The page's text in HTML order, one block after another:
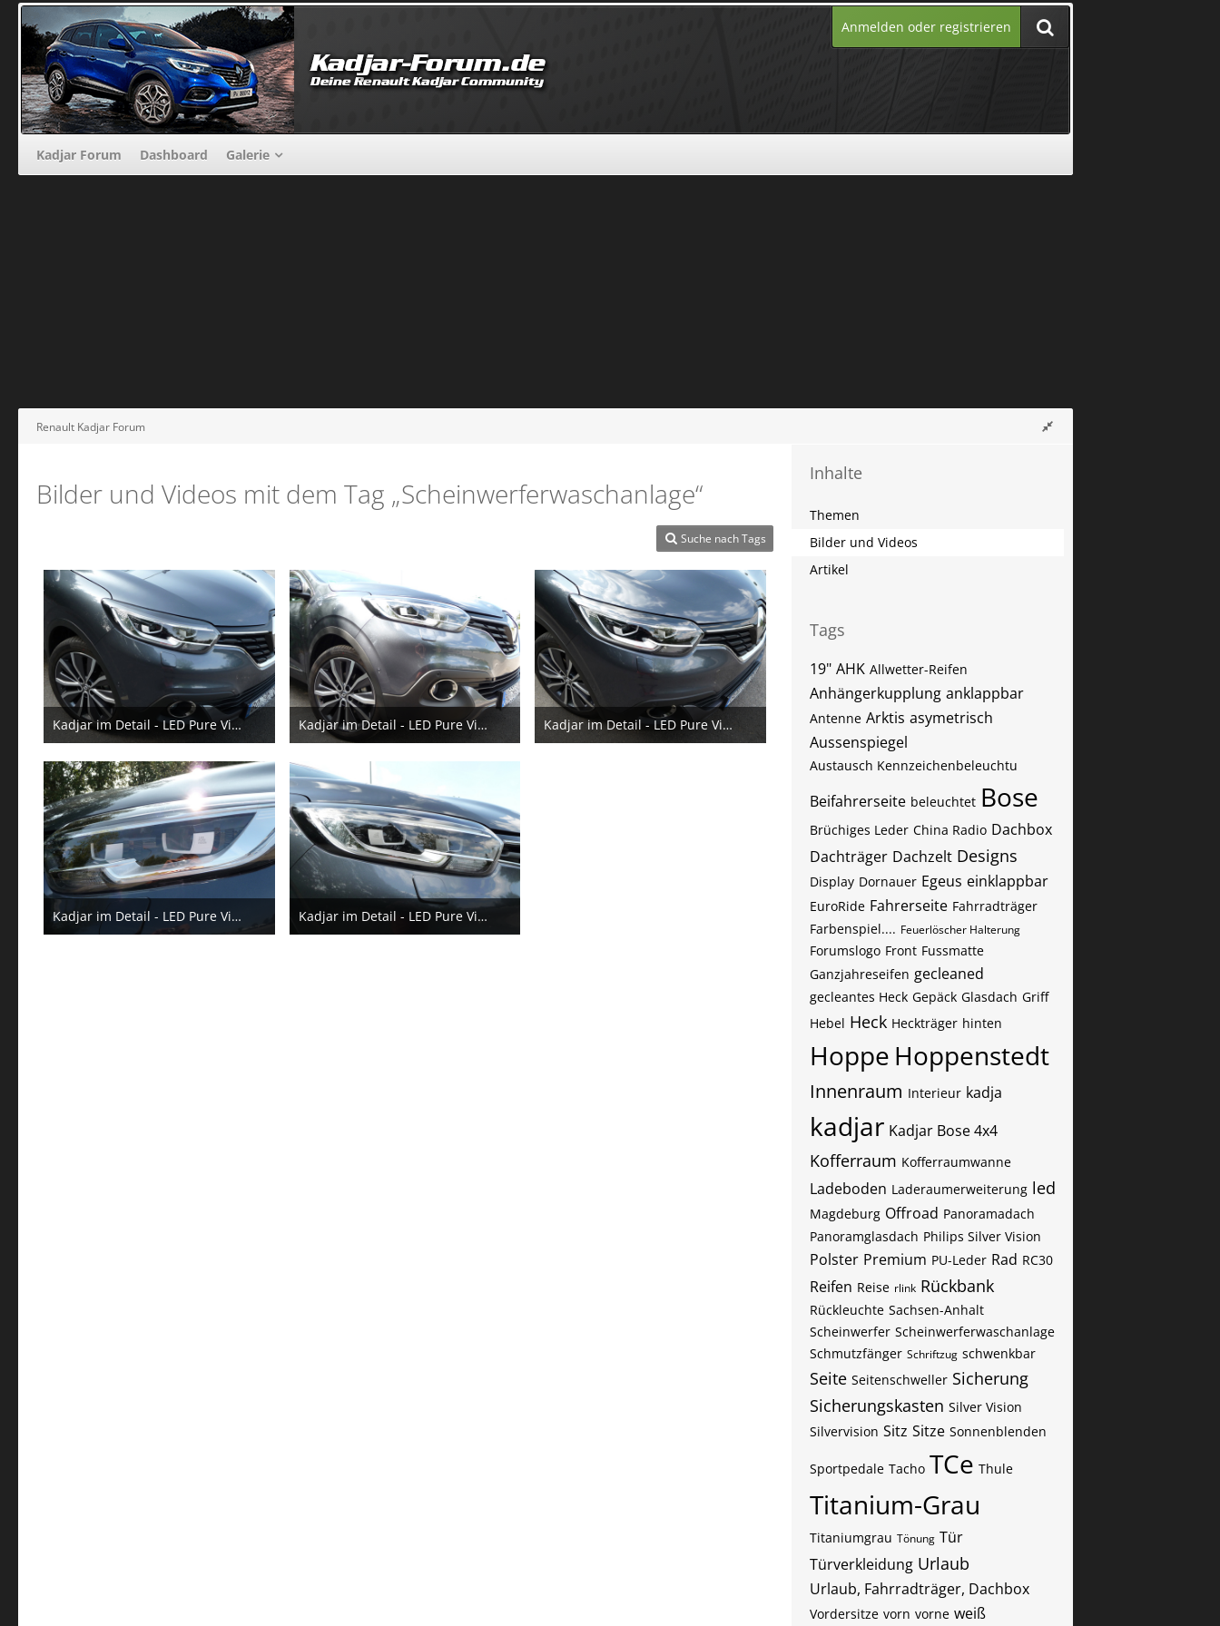
Anmelden oder registrieren
Kadjar Forum Dashboard Galerie
Renault Kadjar Forum
Bilder und Videos mit dem Tag „Scheinwerferwaschanlage“
Suche nach Tags
Kadjar im Detail - LED Pure Vision / Scheinwerferwaschanlage
10. November 2016
1
Kadjar im Detail - LED Pure Vision / Scheinwerferwaschanlage
10. November 2016
Kadjar im Detail - LED Pure Vision / Scheinwerferwaschanlage
10. November 2016
Kadjar im Detail - LED Pure Vision / Scheinwerferwaschanlage
10. November 2016
Kadjar im Detail - LED Pure Vision / Scheinwerferwaschanlage
10. November 2016
Inhalte
Themen
Bilder und Videos
Artikel
Tags
19" AHK Allwetter-Reifen
Anhängerkupplung anklappbar
Antenne Arktis asymetrisch
Aussenspiegel
Austausch Kennzeichenbeleuchtu
Beifahrerseite beleuchtet Bose
Brüchiges Leder China Radio Dachbox
Dachträger Dachzelt Designs
Display Dornauer Egeus einklappbar
EuroRide Fahrerseite Fahrradträger
Farbenspiel.... Feuerlöscher Halterung
Forumslogo Front Fussmatte
Ganzjahreseifen gecleaned
gecleantes Heck Gepäck Glasdach Griff
Hebel Heck Heckträger hinten
Hoppe Hoppenstedt
Innenraum Interieur kadja
kadjar Kadjar Bose 4x4
Kofferraum Kofferraumwanne
Ladeboden Laderaumerweiterung led
Magdeburg Offroad Panoramadach
Panoramglasdach Philips Silver Vision
Polster Premium PU-Leder Rad RC30
Reifen Reise rlink Rückbank
Rückleuchte Sachsen-Anhalt
Scheinwerfer Scheinwerferwaschanlage
Schmutzfänger Schriftzug schwenkbar
Seite Seitenschweller Sicherung
Sicherungskasten Silver Vision
Silvervision Sitz Sitze Sonnenblenden
Sportpedale Tacho TCe Thule
Titanium-Grau
Titaniumgrau Tönung Tür
Türverkleidung Urlaub
Urlaub, Fahrradträger, Dachbox
Vordersitze vorn vorne weiß